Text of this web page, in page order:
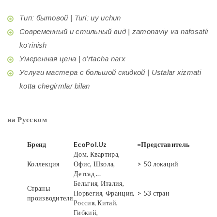
Тип: бытовой | Turi: uy uchun
Современный и стильный вид | zamonaviy va nafosatli
ko'rinish
Умеренная цена | o'rtacha narx
Услуги мастера с большой скидкой | Ustalar xizmati
kotta chegirmlar bilan
на Русском
Бренд EcoPol.Uz =Представитель
Коллекция
Дом, Квартира,
Офис, Школа,
Детсад ...
> 50 локаций
Страны
производителя
Бельгия, Италия,
Норвегия, Франция,
Россия, Китай,
> 53 стран
Гибкий,